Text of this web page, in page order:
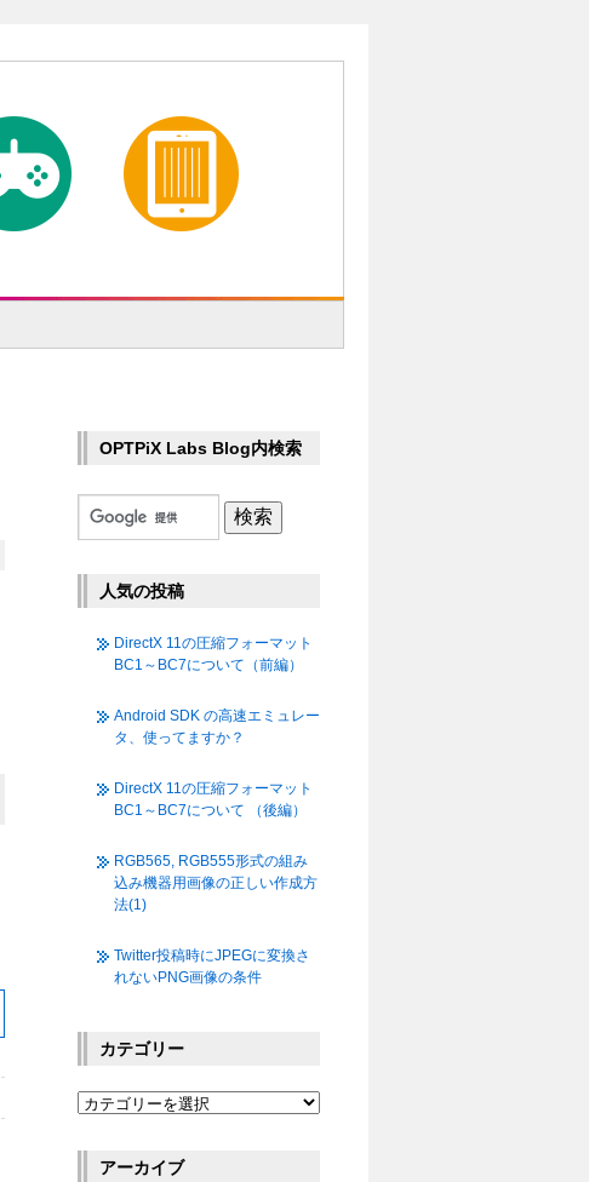
OPTPiX Labs Blog内検索
人気の投稿
DirectX 11の圧縮フォーマット
BC1～BC7について（前編）
Android SDK の高速エミュレー
タ、使ってますか？
DirectX 11の圧縮フォーマット
BC1～BC7について （後編）
RGB565, RGB555形式の組み
込み機器用画像の正しい作成方
法(1)
Twitter投稿時にJPEGに変換さ
れないPNG画像の条件
カテゴリー
アーカイブ